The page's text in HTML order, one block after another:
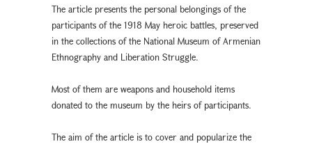
The article presents the personal belongings of the
participants of the 1918 May heroic battles, preserved
in the collections of the National Museum of Armenian
Ethnography and Liberation Struggle.
Most of them are weapons and household items
donated to the museum by the heirs of participants.
The aim of the article is to cover and popularize the